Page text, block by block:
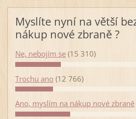
Myslíte nyní na větší
nákup nové zbraně ?
Ne, nebojím se (15 310)
Trochu ano (12 766)
Ano, myslím na nákup nové zbraně